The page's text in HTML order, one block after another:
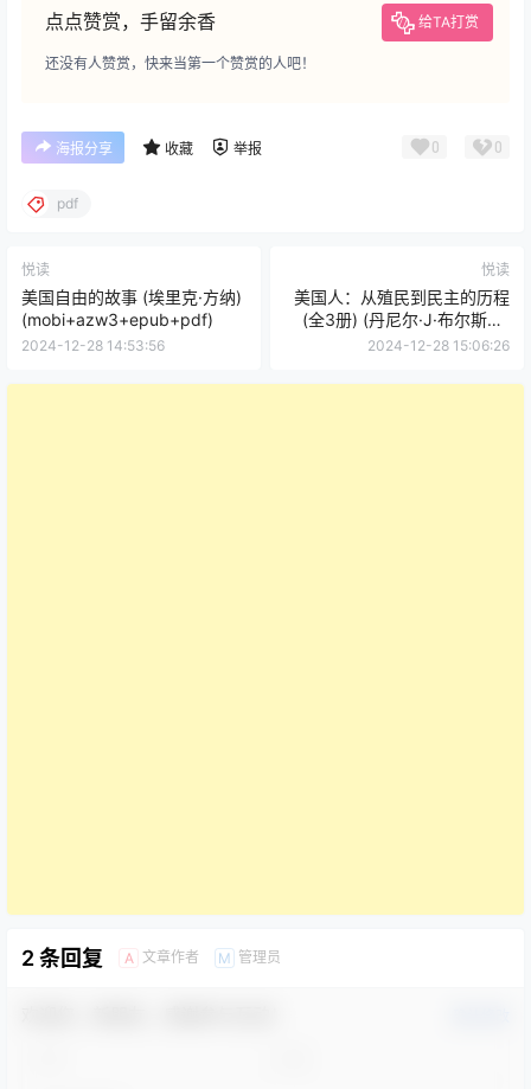
点点赞赏，手留余香 给TA打赏
还没有人赞赏，快来当第一个赞赏的人吧！
海报分享 收藏 举报 0 0
pdf
悦读
美国自由的故事 (埃里克·方纳)
(mobi+azw3+epub+pdf)
2024-12-28 14:53:56
悦读
美国人：从殖民到民主的历程
(全3册) (丹尼尔·J·布尔斯廷)
(mobi+azw3+epub)
2024-12-28 15:06:26
2 条回复 A 文章作者 M 管理员